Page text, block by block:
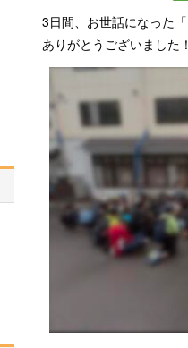
3日間、お世話になった
ありがとうございました！